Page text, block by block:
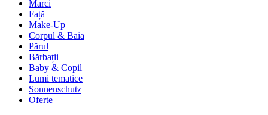
Marci
Față
Make-Up
Corpul & Baia
Părul
Bărbații
Baby & Copil
Lumi tematice
Sonnenschutz
Oferte